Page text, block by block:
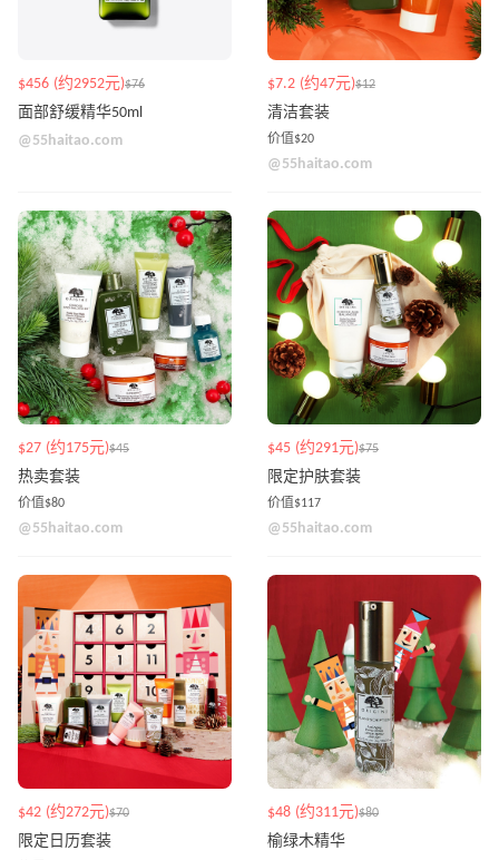
$456 (约2952元)$76
面部舒缓精华50ml
@55haitao.com
$7.2 (约47元)$12
清洁套装
价值$20
@55haitao.com
$27 (约175元)$45
热卖套装
价值$80
@55haitao.com
$45 (约291元)$75
限定护肤套装
价值$117
@55haitao.com
$42 (约272元)$70
限定日历套装
$48 (约311元)$80
榆绿木精华